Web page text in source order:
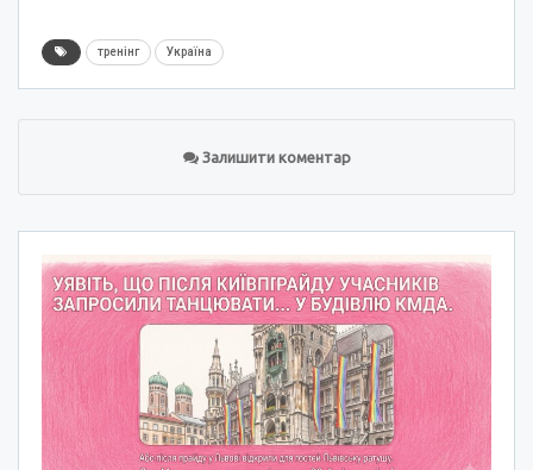
тренінг Україна
Залишити коментар